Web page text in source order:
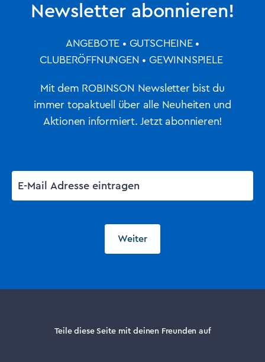
Newsletter abonnieren!
ANGEBOTE • GUTSCHEINE •
CLUBERÖFFNUNGEN • GEWINNSPIELE
Mit dem ROBINSON Newsletter bist du
immer topaktuell über alle Neuheiten und
Aktionen informiert. Jetzt abonnieren!
Weiter
Teile diese Seite mit deinen Freunden auf